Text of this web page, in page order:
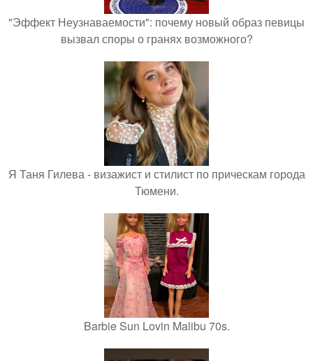
"Эффект Неузнаваемости": почему новый образ певицы
вызвал споры о гранях возможного?
Я Таня Гилева - визажист и стилист по прическам города
Тюмени.
Barbie Sun Lovin Malibu 70s.